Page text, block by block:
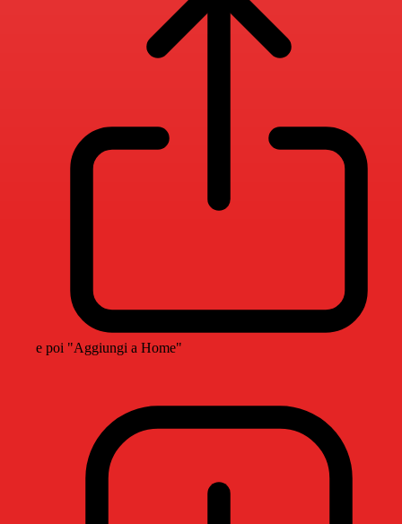
e poi "Aggiungi a Home"